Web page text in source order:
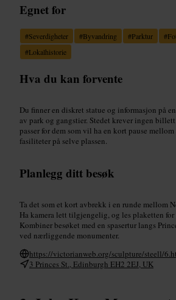
Egnet for
#Severdigheter #Byvandring #Parktur #
#Lokalhistorie
Hva du kan forvente
Du finner en diskret statue og informasjon på
av park og gangstier. Stedet krever ingen
passer for dem som vil ha en kort pause
fasiliteter på selve plassen.
Planlegg ditt besøk
Ta det som et kort avbrekk i en runde mellom
Ha kamera lett tilgjengelig, og les plaketten for
Kombiner besøket med en spasertur langs
ved nærliggende monumenter.
https://victorianweb.org/sculpture/steell/
3 Princes St., Edinburgh EH2 2EJ, UK